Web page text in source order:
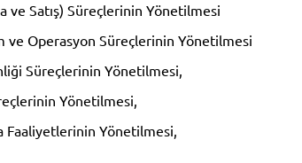
ve Satış) Süreçlerinin Yönetilmesi
ve Operasyon Süreçlerinin Yönetilmesi
Süreçlerinin Yönetilmesi,
Yönetilmesi,
Faaliyetlerinin Yönetilmesi,